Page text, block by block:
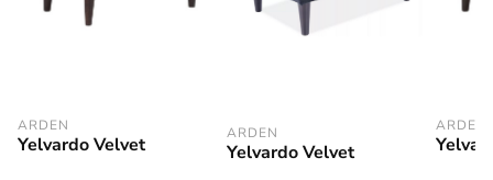
ARDEN
Yelvardo Velvet ARDEN
Yelvardo Velvet
ARDEN